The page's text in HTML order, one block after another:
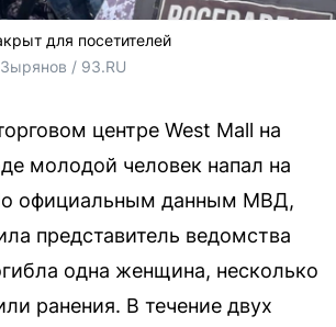
для посетителей
/ 93.RU
центре West Mall на
молодой человек напал на
официальным данным МВД,
представитель ведомства
одна женщина, несколько
ранения. В течение двух